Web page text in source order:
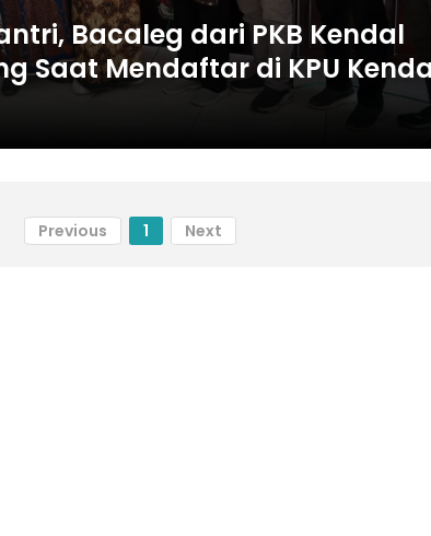
Bacaleg dari PKB Kendal
Saat Mendaftar di KPU
Previous 1 Next